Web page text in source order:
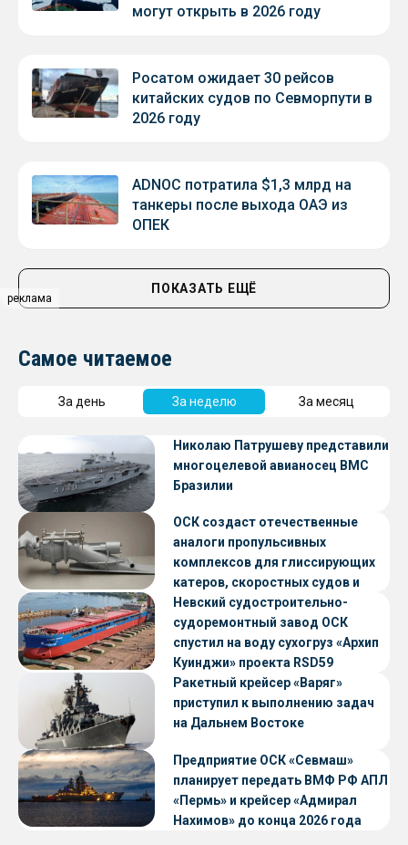
реклама
могут открыть в 2026 году
Росатом ожидает 30 рейсов
китайских судов по Севморпути в
2026 году
ADNOC потратила $1,3 млрд на
танкеры после выхода ОАЭ из
ОПЕК
ПОКАЗАТЬ ЕЩЁ
Самое читаемое
За день За неделю За месяц
Николаю Патрушеву представили
многоцелевой авианосец ВМС
Бразилии
ОСК создаст отечественные
аналоги пропульсивных
комплексов для глиссирующих
катеров, скоростных судов и
судов с малой осадкой
Невский судостроительно-
судоремонтный завод ОСК
спустил на воду сухогруз «Архип
Куинджи» проекта RSD59
Ракетный крейсер «Варяг»
приступил к выполнению задач
на Дальнем Востоке
Предприятие ОСК «Севмаш»
планирует передать ВМФ РФ АПЛ
«Пермь» и крейсер «Адмирал
Нахимов» до конца 2026 года